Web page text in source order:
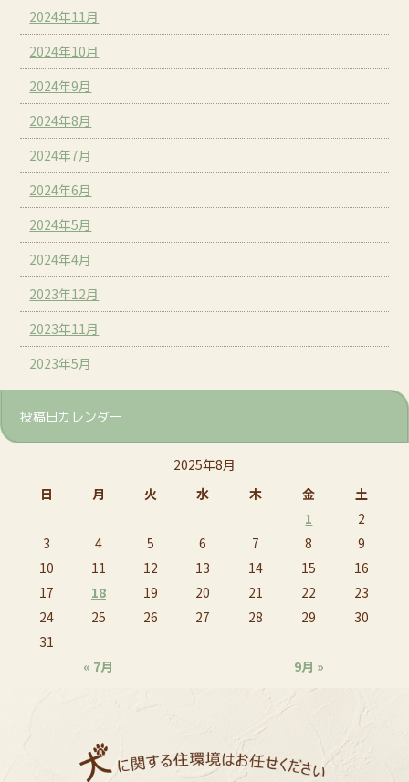
2024年11月
2024年10月
2024年9月
2024年8月
2024年7月
2024年6月
2024年5月
2024年4月
2023年12月
2023年11月
2023年5月
投稿日カレンダー
2025年8月
日
月 火 水 木 金 土
« 7月 9月 »
1
2
3
4 5 6 7 8
9
10
11 12 13 14 15
16
17
18 19 20 21 22
23
24
25 26 27 28 29
30
31